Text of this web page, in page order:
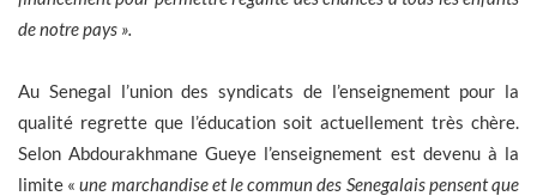
de notre pays ».
Au Senegal l’union des syndicats de l’enseignement pour la
qualité regrette que l’éducation soit actuellement très chère.
Selon Abdourakhmane Gueye l’enseignement est devenu à la
limite «une marchandise et le commun des Senegalais pensent que